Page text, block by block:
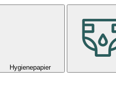
Hygienepapier